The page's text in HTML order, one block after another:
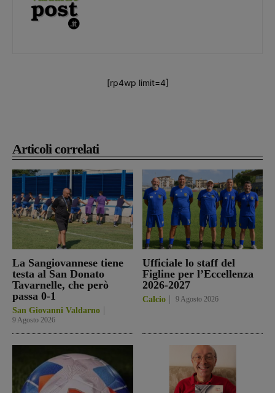
Articoli correlati
La Sangiovannese tiene
testa al San Donato
Tavarnelle, che però
passa 0-1
San Giovanni Valdarno
9 Agosto 2026
Ufficiale lo staff del
Figline per l’Eccellenza
2026-2027
Calcio 9 Agosto 2026
[rp4wp limit=4]